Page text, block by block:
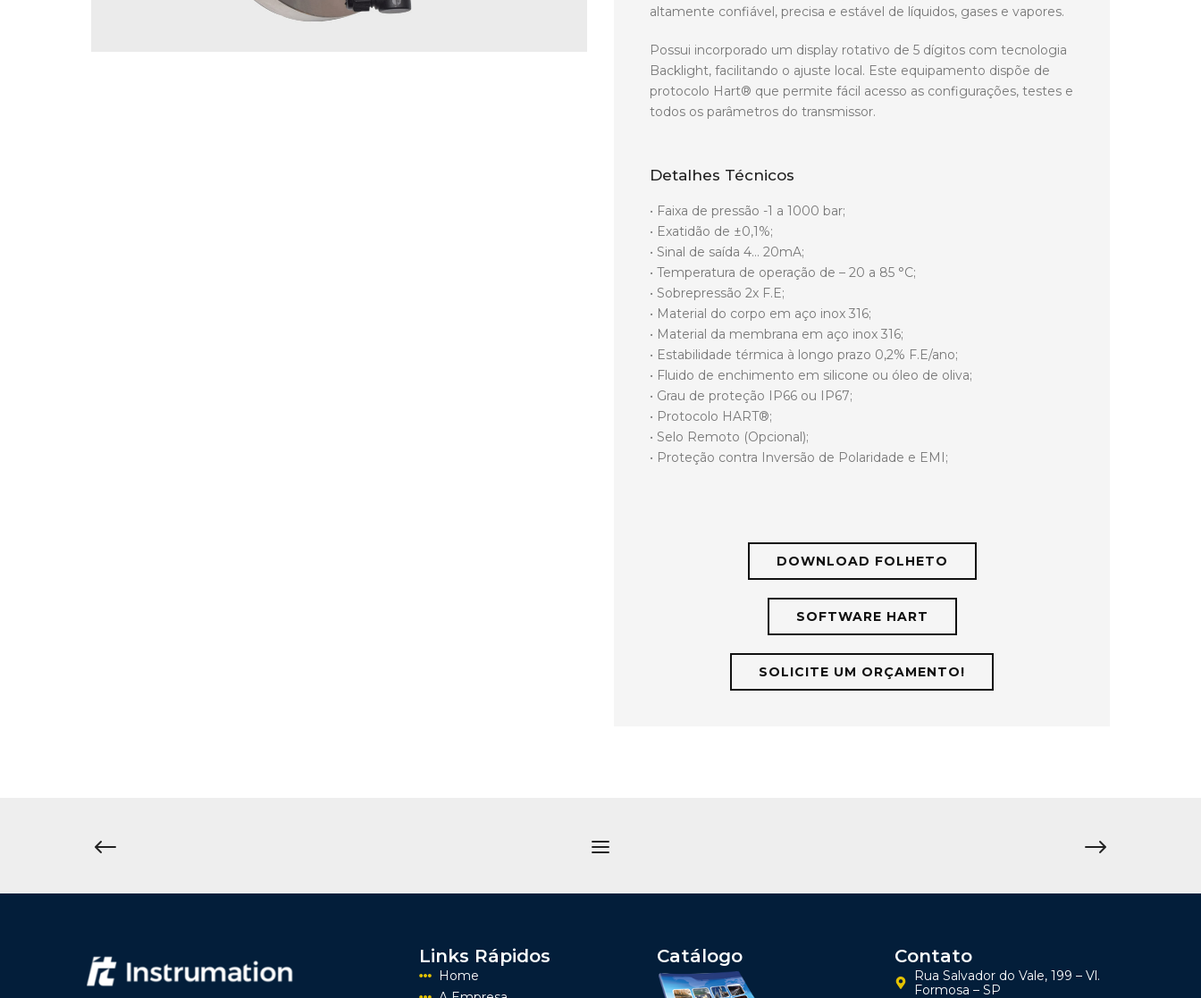
altamente confiável, precisa e estável de líquidos, gases e vapores.
Possui incorporado um display rotativo de 5 dígitos com tecnologia
Backlight, facilitando o ajuste local. Este equipamento dispõe de
protocolo Hart® que permite fácil acesso as configurações, testes e
todos os parâmetros do transmissor.
Detalhes Técnicos
• Faixa de pressão -1 a 1000 bar;
• Exatidão de ±0,1%;
• Sinal de saída 4… 20mA;
• Temperatura de operação de – 20 a 85 °C;
• Sobrepressão 2x F.E;
• Material do corpo em aço inox 316;
• Material da membrana em aço inox 316;
• Estabilidade térmica à longo prazo 0,2% F.E/ano;
• Fluido de enchimento em silicone ou óleo de oliva;
• Grau de proteção IP66 ou IP67;
• Protocolo HART®;
• Selo Remoto (Opcional);
• Proteção contra Inversão de Polaridade e EMI;
DOWNLOAD FOLHETO
SOFTWARE HART
SOLICITE UM ORÇAMENTO!
Links Rápidos
Home
Catálogo Contato
Rua Salvador do Vale, 199 – Vl.
Formosa – SP